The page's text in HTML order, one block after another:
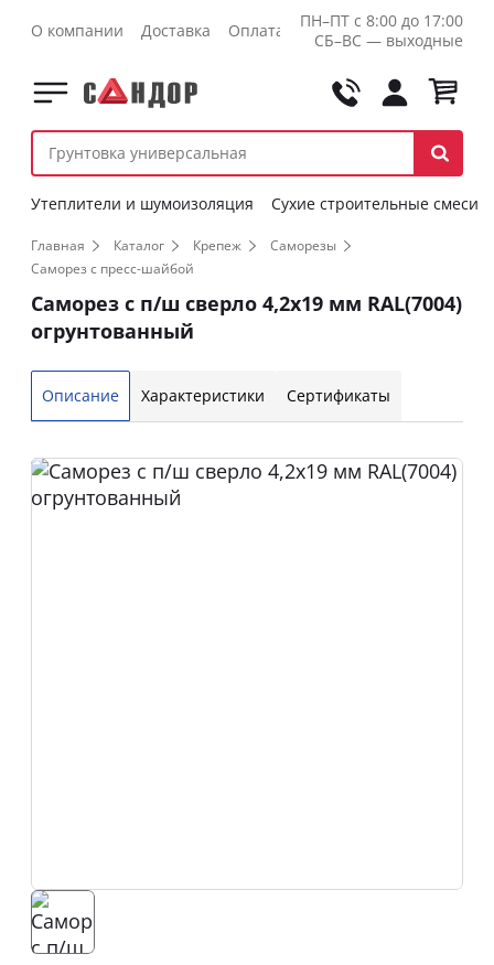
О компании Доставка Оплата Контакты Оптовикам
ПН–ПТ с 8:00 до 17:00
СБ–ВС — выходные
Утеплители и шумоизоляция Сухие строительные смеси
Главная Каталог Крепеж
Саморезы
Саморез с пресс-шайбой
Саморез с п/ш сверло 4,2х19 мм RAL(7004)
огрунтованный
Описание Характеристики Сертификаты